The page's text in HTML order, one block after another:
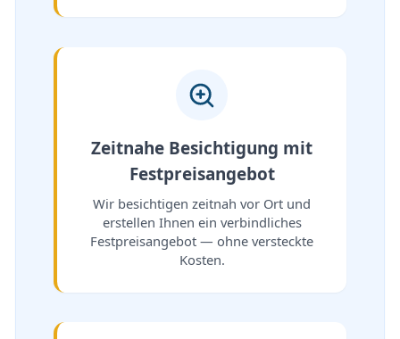
Zeitnahe Besichtigung mit
Festpreisangebot
Wir besichtigen zeitnah vor Ort und
erstellen Ihnen ein verbindliches
Festpreisangebot — ohne versteckte
Kosten.